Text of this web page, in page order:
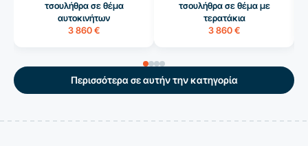
τσουλήθρα σε θέμα
αυτοκινήτων
3 860 €
τσουλήθρα σε θέμα με
τερατάκια
3 860 €
Περισσότερα σε αυτήν την κατηγορία